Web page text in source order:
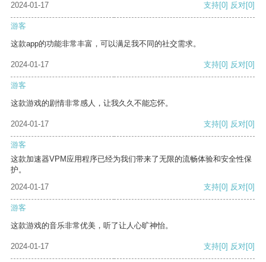
2024-01-17 支持[0] 反对[0]
游客
这款app的功能非常丰富，可以满足我不同的社交需求。
2024-01-17 支持[0] 反对[0]
游客
这款游戏的剧情非常感人，让我久久不能忘怀。
2024-01-17 支持[0] 反对[0]
游客
这款加速器VPM应用程序已经为我们带来了无限的流畅体验和安全性保
护。
2024-01-17
支持[0] 反对[0]
游客
这款游戏的音乐非常优美，听了让人心旷神怡。
2024-01-17 支持[0] 反对[0]